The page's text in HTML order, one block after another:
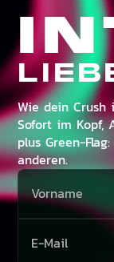
Wie dein Crush
Sofort im Kopf,
plus Green-
anderen.